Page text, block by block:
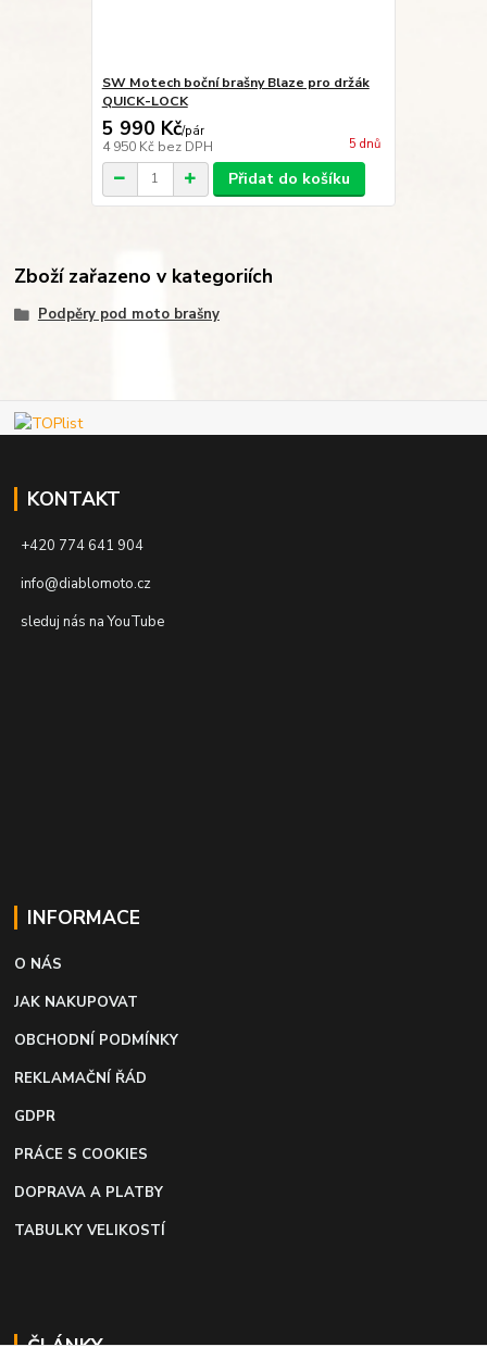
SW Motech boční brašny Blaze pro držák
QUICK-LOCK
5 990 Kč/pár
4 950 Kč bez DPH 5 dnů
Přidat do košíku
Zboží zařazeno v kategoriích
Podpěry pod moto brašny
KONTAKT
+420 774 641 904
info@diablomoto.cz
sleduj nás na YouTube
INFORMACE
O NÁS
JAK NAKUPOVAT
OBCHODNÍ PODMÍNKY
REKLAMAČNÍ ŘÁD
GDPR
PRÁCE S COOKIES
DOPRAVA A PLATBY
TABULKY VELIKOSTÍ
ČLÁNKY